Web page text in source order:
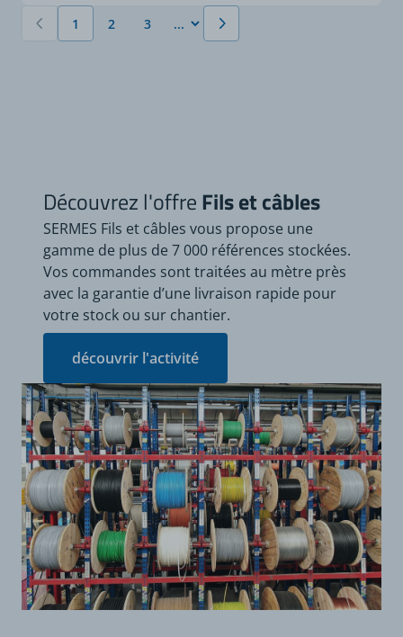
Vous lisez actuellement la page
1 Page
2 Page
3
Découvrez l'offreFils et câbles
SERMES Fils et câbles vous propose une
gamme de plus de 7 000 références stockées.
Vos commandes sont traitées au mètre près
avec la garantie d’une livraison rapide pour
votre stock ou sur chantier.
découvrir l'activité